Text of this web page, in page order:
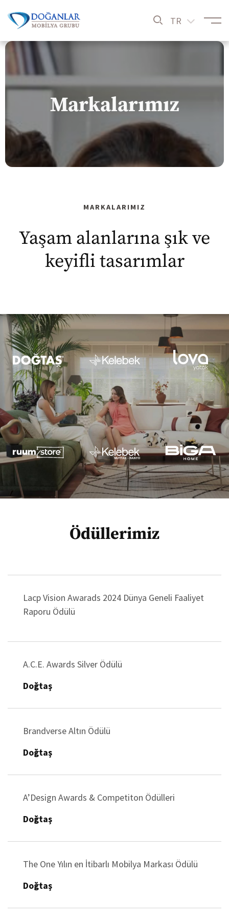
TR
Markalarımız
MARKALARIMIZ
Yaşam alanlarına şık ve
keyifli tasarımlar
Ödüllerimiz
Lacp Vision Awarads 2024 Dünya Geneli Faaliyet
Raporu Ödülü
A.C.E. Awards Silver Ödülü
Doğtaş
Brandverse Altın Ödülü
Doğtaş
A’Design Awards & Competiton Ödülleri
Doğtaş
The One Yılın en İtibarlı Mobilya Markası Ödülü
Doğtaş